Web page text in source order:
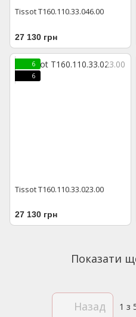
Tissot T160.110.33.046.00
27 130 грн
6
6
Tissot T160.110.33.023.00
27 130 грн
Показати
Назад 1 з